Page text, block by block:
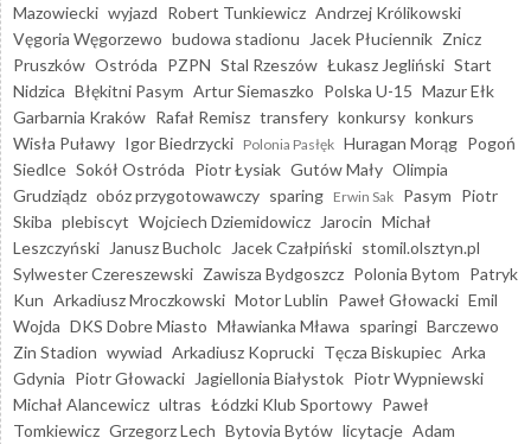
Mazowiecki wyjazd Robert Tunkiewicz Andrzej Królikowski
Vęgoria Węgorzewo budowa stadionu Jacek Płuciennik Znicz
Pruszków Ostróda PZPN Stal Rzeszów Łukasz Jegliński Start
Nidzica Błękitni Pasym Artur Siemaszko Polska U-15 Mazur Ełk
Garbarnia Kraków Rafał Remisz transfery konkursy konkurs
Wisła Puławy Igor Biedrzycki Polonia Pasłęk Huragan Morąg Pogoń
Siedlce Sokół Ostróda Piotr Łysiak Gutów Mały Olimpia
Grudziądz obóz przygotowawczy sparing Erwin Sak Pasym Piotr
Skiba plebiscyt Wojciech Dziemidowicz Jarocin Michał
Leszczyński
Janusz Bucholc Jacek Czałpiński stomil.olsztyn.pl
Sylwester Czereszewski Zawisza Bydgoszcz Polonia Bytom Patryk
Kun Arkadiusz Mroczkowski Motor Lublin Paweł Głowacki Emil
Wojda DKS Dobre Miasto Mławianka Mława sparingi Barczewo
Zin Stadion wywiad Arkadiusz Koprucki Tęcza Biskupiec Arka
Gdynia Piotr Głowacki Jagiellonia Białystok Piotr Wypniewski
Michał Alancewicz ultras Łódzki Klub Sportowy Paweł
Tomkiewicz Grzegorz Lech Bytovia Bytów licytacje Adam